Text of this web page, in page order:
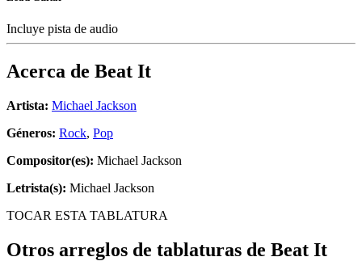
Incluye pista de audio
Acerca de Beat It
Artista: Michael Jackson
Géneros: Rock, Pop
Compositor(es): Michael Jackson
Letrista(s): Michael Jackson
TOCAR ESTA TABLATURA
Otros arreglos de tablaturas de Beat It